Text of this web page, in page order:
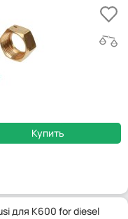
Купить
для K600 for diesel